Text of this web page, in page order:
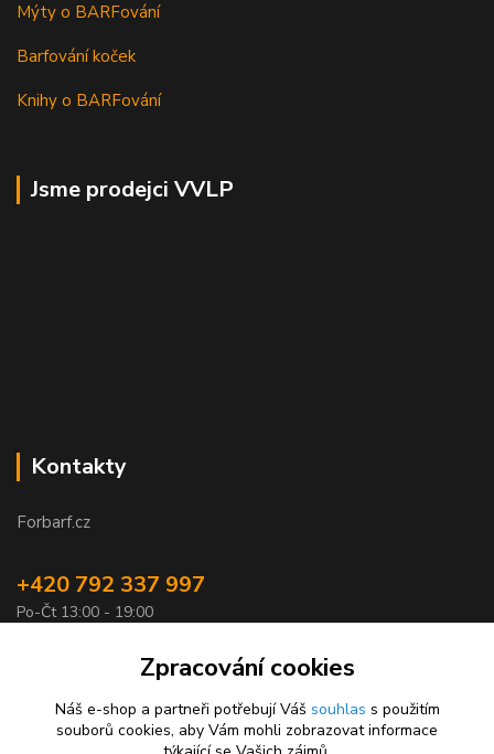
Mýty o BARFování
Barfování koček
Knihy o BARFování
Jsme prodejci VVLP
Kontakty
Forbarf.cz
+420 792 337 997
Po-Čt 13:00 - 19:00
objednavky@forbarf.czZpracování cookies
Náš e-shop a partneři potřebují Váš souhlas s použitím
souborů cookies, aby Vám mohli zobrazovat informace